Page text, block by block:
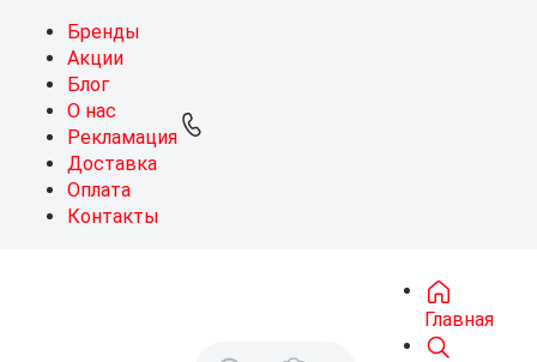
Бренды
Акции
Блог
О нас
Рекламация
Доставка
Оплата
Контакты
Главная